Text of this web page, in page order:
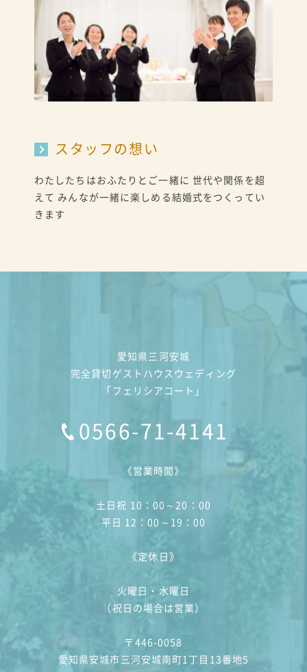
スタッフの想い
わたしたちはおふたりとご一緒に 世代や関係を超
えて みんなが一緒に楽しめる結婚式をつくってい
きます
愛知県三河安城
完全貸切ゲストハウスウェディング
「フェリシアコート」
0566-71-4141
《営業時間》
土日祝 10：00～20：00
平日 12：00～19：00
《定休日》
火曜日・水曜日
（祝日の場合は営業）
〒446-0058
愛知県安城市三河安城南町1丁目13番地5